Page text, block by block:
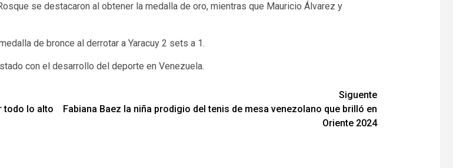
se destacaron al obtener la medalla de oro, mientras que Mauricio Álvarez y
de bronce al derrotar a Yaracuy 2 sets a 1.
con el desarrollo del deporte en Venezuela.
todo lo alto
Siguente
Fabiana Baez la niña prodigio del tenis de mesa venezolano que brilló en
Oriente 2024